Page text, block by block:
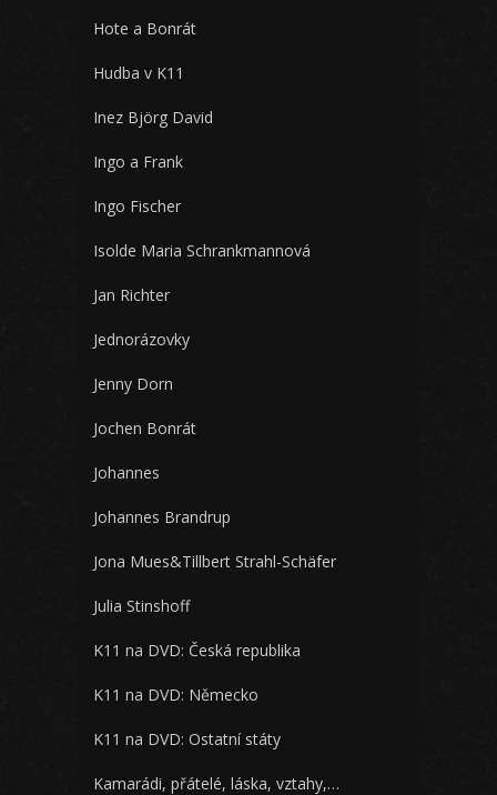
Hote a Bonrát
Hudba v K11
Inez Björg David
Ingo a Frank
Ingo Fischer
Isolde Maria Schrankmannová
Jan Richter
Jednorázovky
Jenny Dorn
Jochen Bonrát
Johannes
Johannes Brandrup
Jona Mues&Tillbert Strahl-Schäfer
Julia Stinshoff
K11 na DVD: Česká republika
K11 na DVD: Německo
K11 na DVD: Ostatní státy
Kamarádi, přátelé, láska, vztahy,…